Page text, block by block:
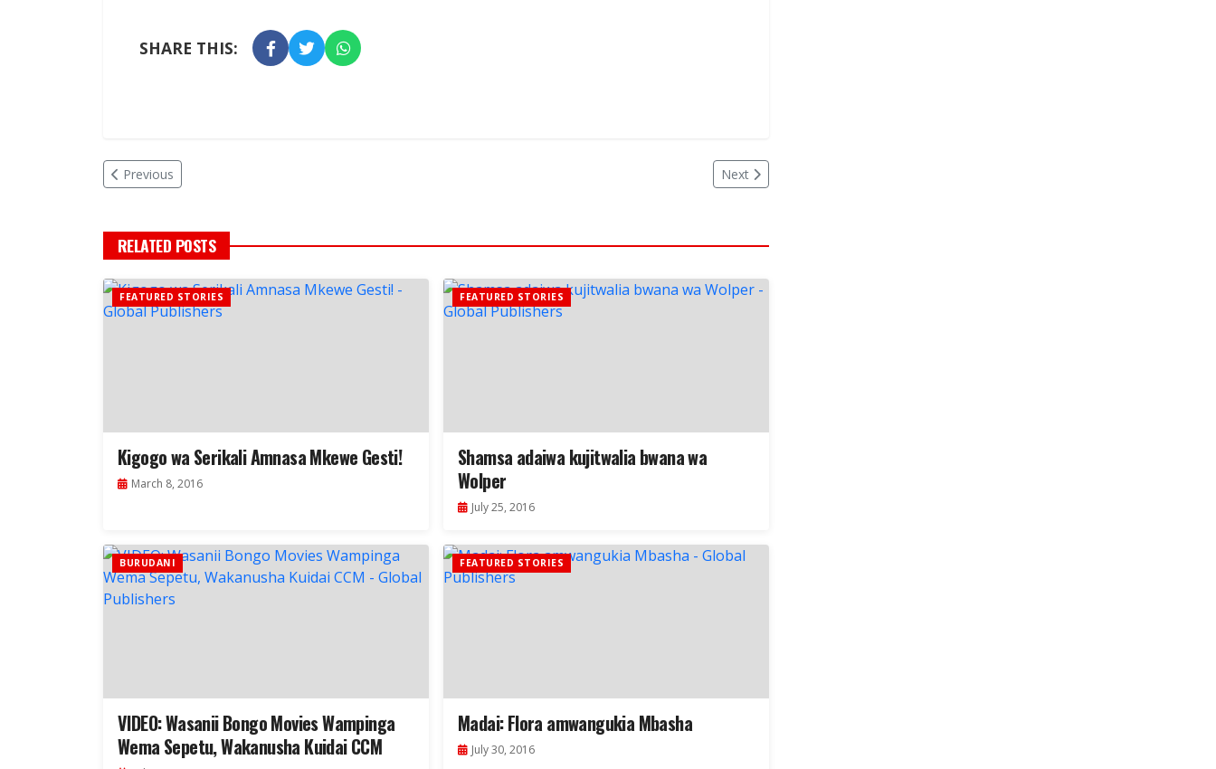
SHARE THIS:
Previous Next
RELATED POSTS
FEATURED STORIES
Kigogo wa Serikali Amnasa Mkewe Gesti!
March 8, 2016
FEATURED STORIES
Shamsa adaiwa kujitwalia bwana wa
Wolper
July 25, 2016
BURUDANI
VIDEO: Wasanii Bongo Movies Wampinga
Wema Sepetu, Wakanusha Kuidai CCM
FEATURED STORIES
Madai: Flora amwangukia Mbasha
July 30, 2016